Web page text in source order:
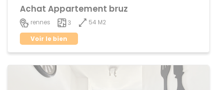
Achat Appartement bruz
rennes 3
54 M2
Voir le bien